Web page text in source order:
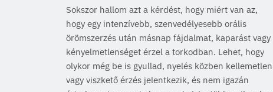
Sokszor hallom azt a kérdést, hogy miért van az,
hogy egy intenzívebb, szenvedélyesebb orális
örömszerzés után másnap fájdalmat, kaparást vagy
kényelmetlenséget érzel a torkodban. Lehet, hogy
olykor még be is gyullad, nyelés közben kellemetlen
vagy viszkető érzés jelentkezik, és nem igazán